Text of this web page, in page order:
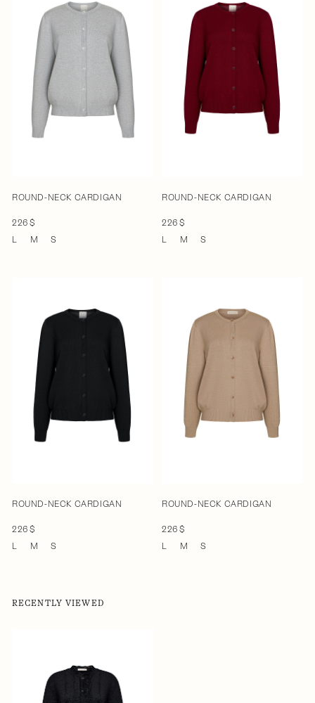
ROUND-NECK CARDIGAN
226 $
L
M S
ROUND-NECK CARDIGAN
226 $
L
M S
ROUND-NECK CARDIGAN
226 $
L
M S
ROUND-NECK CARDIGAN
226 $
L
M S
RECENTLY VIEWED